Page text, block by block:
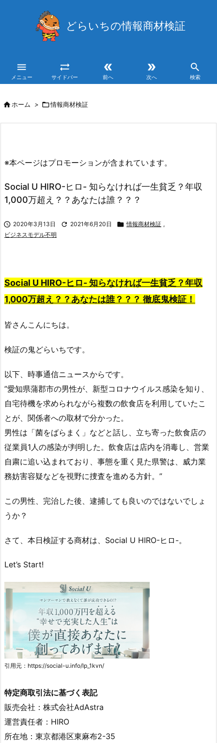
どらいちの情報商材検証

メニュー

サイドバー

前へ

次へ

検索
ホーム > 情報商材検証
※本ページはプロモーションが含まれています。
Social U HIRO-ヒロ- 知らなければ一生貧乏？年収
1,000万超え？？あなたは誰？？？
 2020年3月13日  2021年6月20日  情報商材検証 ,
ビジネスモデル不明
Social U HIRO-ヒロ- 知らなければ一生貧乏？年収
1,000万超え？？あなたは誰？？？ 徹底鬼検証！
皆さんこんにちは。
検証の鬼どらいちです。
以下、時事通信ニュースからです。
”愛知県蒲郡市の男性が、新型コロナウイルス感染を知り、
自宅待機を求められながら複数の飲食店を利用していたこ
とが、関係者への取材で分かった。
男性は「菌をばらまく」などと話し、立ち寄った飲食店の
従業員1人の感染が判明した。飲食店は店内を消毒し、営業
自粛に追い込まれており、事態を重く見た県警は、威力業
務妨害容疑などを視野に捜査を進める方針。”
この男性、完治した後、逮捕しても良いのではないでしょ
うか？
さて、本日検証する商材は、Social U HIRO-ヒロ-。
Let’s Start!
引用元：https://social-u.info/lp_1kvn/
特定商取引法に基づく表記
販売会社：株式会社AdAstra
運営責任者：HIRO
所在地：東京都港区東麻布2-35